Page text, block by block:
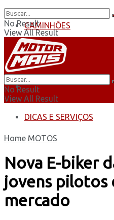
CAMINHÕES
ÔNIBUS
AUTOMOBILISMO
DICAS E SERVIÇOS
No Result
View All Result
No Result
View All Result
Home MOTOS
Nova E-biker
jovens pilotos
mercado